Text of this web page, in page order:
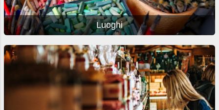
Luoghi